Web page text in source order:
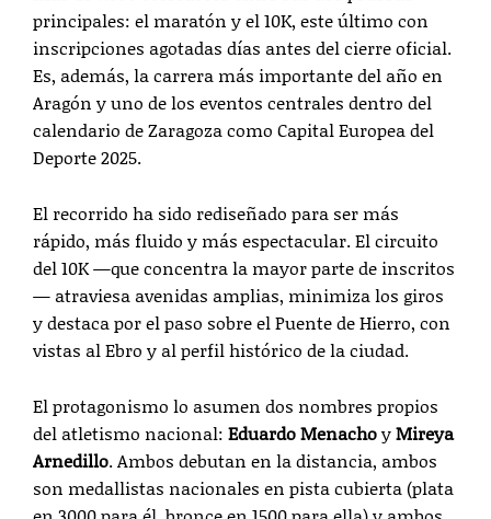
principales: el maratón y el 10K, este último con
inscripciones agotadas días antes del cierre oficial.
Es, además, la carrera más importante del año en
Aragón y uno de los eventos centrales dentro del
calendario de Zaragoza como Capital Europea del
Deporte 2025.
El recorrido ha sido rediseñado para ser más
rápido, más fluido y más espectacular. El circuito
del 10K —que concentra la mayor parte de inscritos
— atraviesa avenidas amplias, minimiza los giros
y destaca por el paso sobre el Puente de Hierro, con
vistas al Ebro y al perfil histórico de la ciudad.
El protagonismo lo asumen dos nombres propios
del atletismo nacional:Eduardo MenachoyMireya
Arnedillo. Ambos debutan en la distancia, ambos
son medallistas nacionales en pista cubierta (plata